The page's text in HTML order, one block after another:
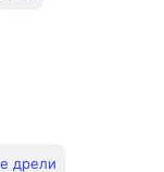
дрели